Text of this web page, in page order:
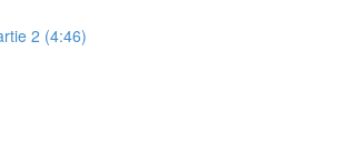
2 (4:46)